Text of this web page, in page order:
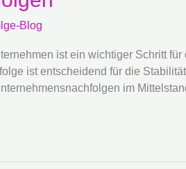
Blog
ist ein wichtiger Schritt
ist entscheidend für die
im